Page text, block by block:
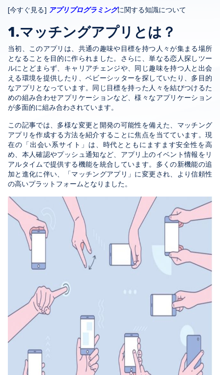
[今すぐ見る] アプリプログラミングに関する知識について
1.マッチングアプリとは？
当初、このアプリは、共通の趣味や目標を持つ人々が集まる場所
となることを目的に作られました。さらに、単なる恋人探しツー
ルにとどまらず、キャリアチェンジや、同じ趣味を持つ人と出会
える環境を提供したり、ベビーシッターを探していたり、多目的
なアプリとなっています。同じ目標を持った人々を結びつけるた
めの組み合わせアプリケーションなど、様々なアプリケーション
が多面的に組み合わされています。
この記事では、多様な変更と開発の可能性を備えた、マッチング
アプリを作成する方法を紹介することに焦点を当てています。現
在の「出会い系サイト」は、時代とともにますます安全性を高
め、本人確認やプッシュ通知など、アプリ上のイベント情報をリ
アルタイムで提供する機能を統合しています。多くの新機能の追
加と進化に伴い、「マッチングアプリ」に変更され、より信頼性
の高いプラットフォームとなりました。